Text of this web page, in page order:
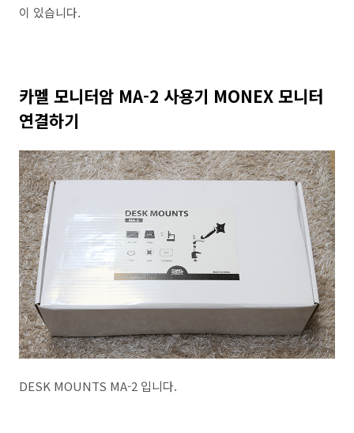
이 있습니다.
카멜 모니터암 MA-2 사용기 MONEX 모니터
연결하기
DESK MOUNTS MA-2 입니다.